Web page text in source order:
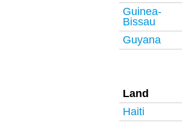
Guinea-
Bissau
Guyana
Land
Haiti